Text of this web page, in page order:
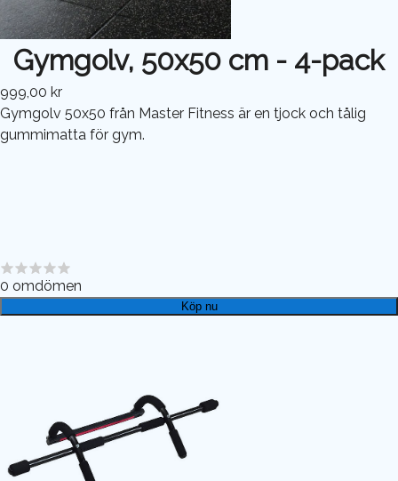
Gymgolv, 50x50 cm - 4-pack
999,00 kr
Gymgolv 50x50 från Master Fitness är en tjock och tålig
gummimatta för gym.
0 omdömen
Köp nu